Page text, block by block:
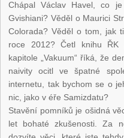
Chápal Václav Havel, co
Gvishiani? Věděl o Maurici
Colorada? Věděl o tom, jak
roce 2012? Četl knihu ŘK
kapitole „Vakuum“ říká, že
naivity ocitl ve špatné
internetu, tak bychom se o
nic, jako v éře Samizdatu?
Stavění pomníků je ošidná
let bohaté zkušenosti. Za